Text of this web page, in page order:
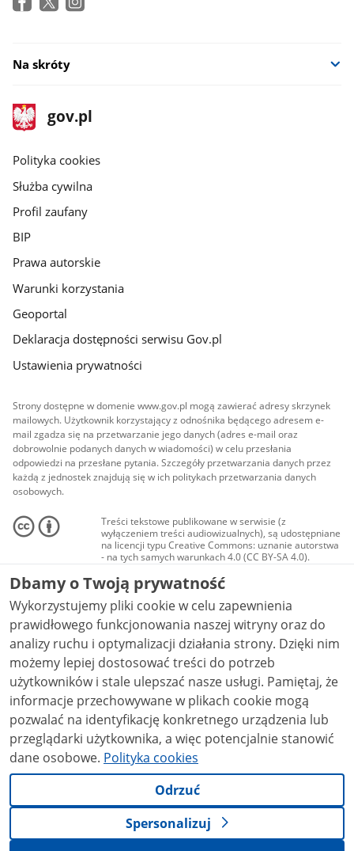
Na skróty
stopka
gov.pl
Strona
gov.pl
gov.pl
Polityka cookies
Służba cywilna
Profil zaufany
BIP
Prawa autorskie
Warunki korzystania
Geoportal
Deklaracja dostępności serwisu Gov.pl
Ustawienia prywatności
Strony dostępne w domenie www.gov.pl mogą zawierać adresy skrzynek
mailowych. Użytkownik korzystający z odnośnika będącego adresem e-
mail zgadza się na przetwarzanie jego danych (adres e-mail oraz
dobrowolnie podanych danych w wiadomości) w celu przesłania
odpowiedzi na przesłane pytania. Szczegóły przetwarzania danych przez
każdą z jednostek znajdują się w ich politykach przetwarzania danych
osobowych.
Treści tekstowe publikowane w serwisie (z
wyłączeniem treści audiowizualnych), są udostępniane
na licencji typu Creative Commons: uznanie autorstwa
- na tych samych warunkach 4.0 (CC BY-SA 4.0).
Materiały audiowizualne, w tym zdjęcia, materiały
audio i wideo, są udostępniane na licencji typu
Creative Commons: uznanie autorstwa użycie
niekomercyjne - bez utworów zależnych 4.0 (CC BY-
NC-ND 4.0), o ile nie jest to stwierdzone inaczej.
Dbamy o Twoją prywatność
Wykorzystujemy pliki cookie w celu zapewnienia
prawidłowego funkcjonowania naszej witryny oraz do
analizy ruchu i optymalizacji działania strony. Dzięki nim
możemy lepiej dostosować treści do potrzeb
użytkowników i stale ulepszać nasze usługi. Pamiętaj, że
informacje przechowywane w plikach cookie mogą
pozwalać na identyfikację konkretnego urządzenia lub
przeglądarki użytkownika, a więc potencjalnie stanowić
dane osobowe. Polityka cookies
Odrzuć
Spersonalizuj